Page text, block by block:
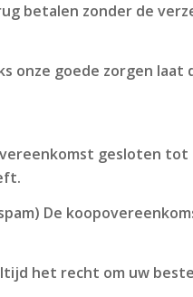
betalen zonder de
onze goede zorgen laat
gesloten
De
het recht om uw